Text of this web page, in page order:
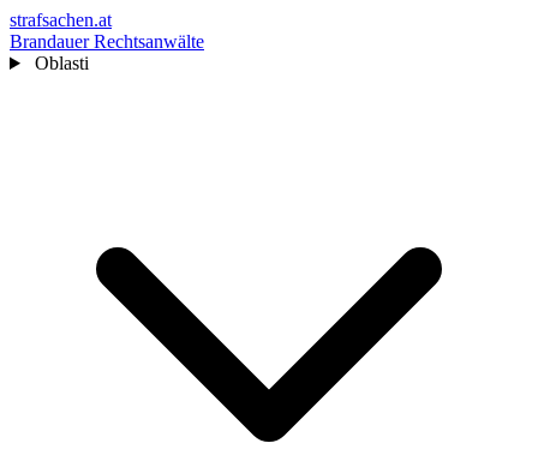
strafsachen.at
Brandauer Rechtsanwälte
Oblasti